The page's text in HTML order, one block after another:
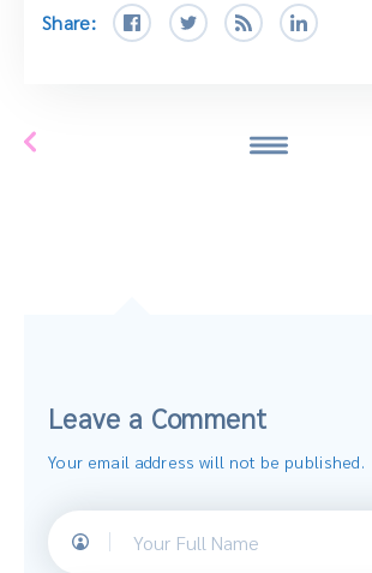
Share:
Leave a Comment
Your email address will not be published.